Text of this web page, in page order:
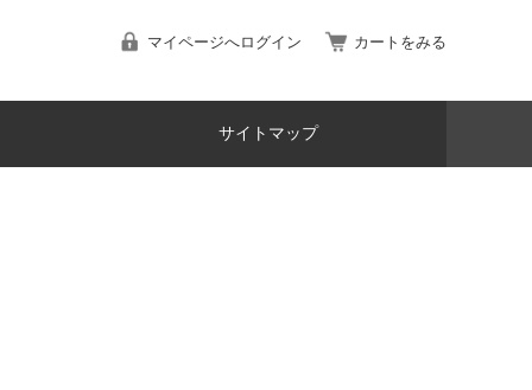
マイページへログイン カートをみる
サイトマップ